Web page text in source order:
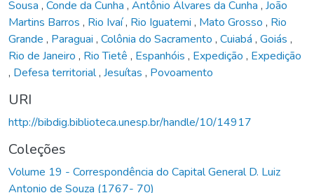
Sousa , Conde da Cunha , Antônio Álvares da Cunha , João
Martins Barros , Rio Ivaí, Rio Iguatemi , Mato Grosso , Rio
Grande , Paraguai , Colônia do Sacramento , Cuiabá , Goiás ,
Rio de Janeiro , Rio Tietê , Espanhóis , Expedição , Expedição
, Defesa territorial, Jesuítas , Povoamento
URI
http://bibdig.biblioteca.unesp.br/handle/10/14917
Coleções
Volume 19 - Correspondência do Capital General D. Luiz
Antonio de Souza (1767- 70)